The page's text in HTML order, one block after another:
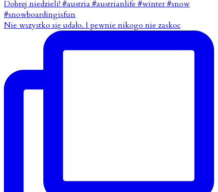
Nie wszystko się udało. I pewnie nikogo nie zaskoc